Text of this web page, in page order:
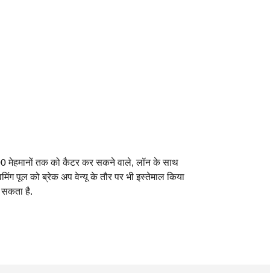
मेहमानों तक को कैटर कर सकने वाले, लॉन के साथ
पूल को ब्रेक अप वेन्यू के तौर पर भी इस्तेमाल किया
सकता है.